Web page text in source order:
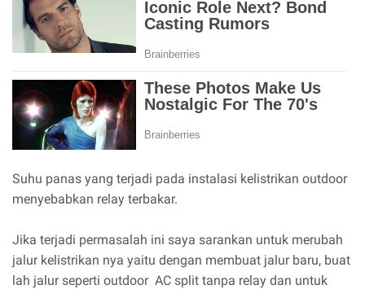
Suhu panas yang terjadi pada instalasi kelistrikan outdoor
menyebabkan relay terbakar.
Jika terjadi permasalah ini saya sarankan untuk merubah
jalur kelistrikan nya yaitu dengan membuat jalur baru, buat
lah jalur seperti outdoor AC split tanpa relay dan untuk